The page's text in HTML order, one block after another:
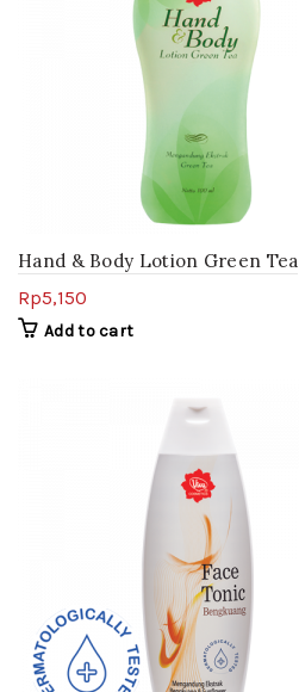
Hand & Body Lotion Green Tea
Rp5,150
Add to cart